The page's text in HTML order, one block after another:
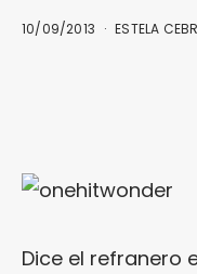
10/09/2013 ESTELA
Dice el refranero